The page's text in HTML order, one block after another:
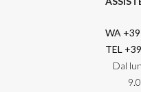
WA
TEL
Dal